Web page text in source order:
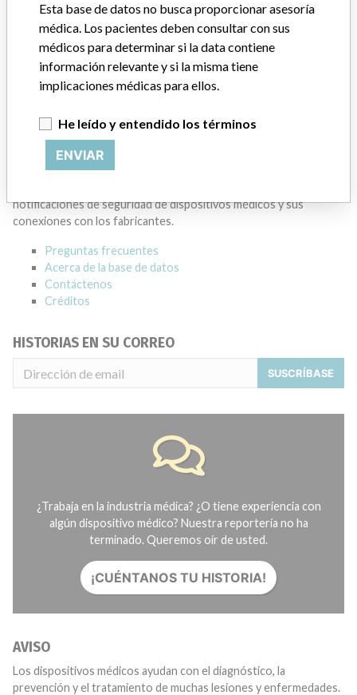
BECKMAN COULTER CANADA L.P.
Dirección del fabricante MISSISSAUGA
Empresa matriz del fabricante (2017)
Source
ACERCA DE LA BASE DE DATOS
notificaciones de seguridad de dispositivos médicos y sus
conexiones con los fabricantes.
Preguntas frecuentes
Acerca de la base de datos
Contáctenos
Créditos
HISTORIAS EN SU CORREO
SUSCRÍBASE
¿Trabaja en la industria médica? ¿O tiene experiencia con
algún dispositivo médico? Nuestra reportería no ha
terminado. Queremos oír de usted.
¡CUÉNTANOS TU HISTORIA!
AVISO
Los dispositivos médicos ayudan con el diagnóstico, la
prevención y el tratamiento de muchas lesiones y enfermedades.
Esta base de datos no busca proporcionar asesoría
médica. Los pacientes deben consultar con sus
médicos para determinar si la data contiene
información relevante y si la misma tiene
implicaciones médicas para ellos.
He leído y entendido los términos
ENVIAR